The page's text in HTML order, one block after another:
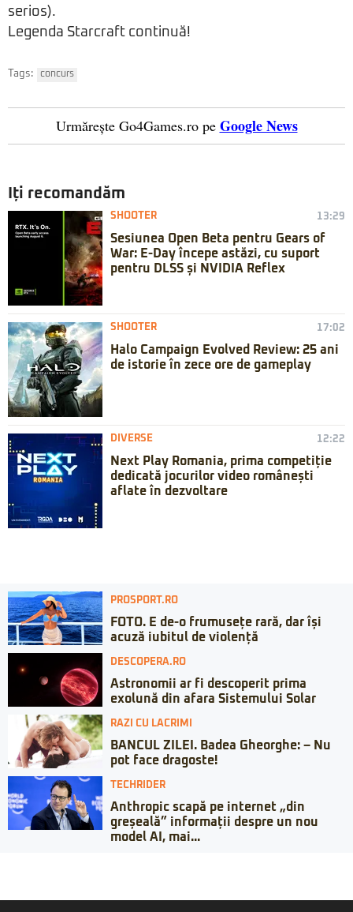
serios).
Legenda Starcraft continuă!
Tags: concurs
Urmărește Go4Games.ro pe Google News
Iți recomandăm
SHOOTER 13:29
Sesiunea Open Beta pentru Gears of
War: E-Day începe astăzi, cu suport
pentru DLSS și NVIDIA Reflex
SHOOTER 17:02
Halo Campaign Evolved Review: 25 ani
de istorie în zece ore de gameplay
DIVERSE 12:22
Next Play Romania, prima competiție
dedicată jocurilor video românești
aflate în dezvoltare
PROSPORT.RO
FOTO. E de-o frumusețe rară, dar își
acuză iubitul de violență
DESCOPERA.RO
Astronomii ar fi descoperit prima
exolună din afara Sistemului Solar
RAZI CU LACRIMI
BANCUL ZILEI. Badea Gheorghe: – Nu
pot face dragoste!
TECHRIDER
Anthropic scapă pe internet „din
greșeală” informații despre un nou
model AI, mai...